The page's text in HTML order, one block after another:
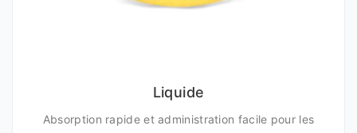
Liquide
Absorption rapide et administration facile pour les